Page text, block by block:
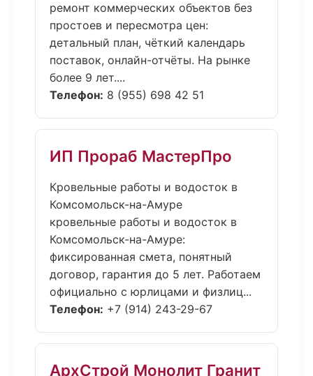
ремонт коммерческих объектов без
простоев и пересмотра цен:
детальный план, чёткий календарь
поставок, онлайн-отчёты. На рынке
более 9 лет....
Телефон: 8 (955) 698 42 51
ИП Прораб МастерПро
Кровельные работы и водосток в
Комсомольск-на-Амуре
кровельные работы и водосток в
Комсомольск-на-Амуре:
фиксированная смета, понятный
договор, гарантия до 5 лет. Работаем
официально с юрлицами и физлиц...
Телефон: +7 (914) 243-29-67
АрхСтрой Монолит Гранит